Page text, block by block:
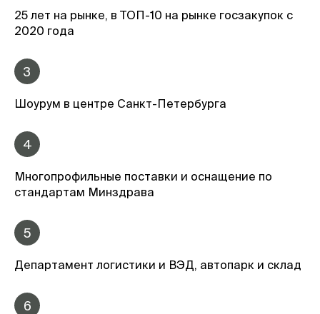
25 лет на рынке, в ТОП-10 на рынке госзакупок с
2020 года
3
Шоурум в центре Санкт-Петербурга
4
Многопрофильные поставки и оснащение по
стандартам Минздрава
5
Департамент логистики и ВЭД, автопарк и склад
6